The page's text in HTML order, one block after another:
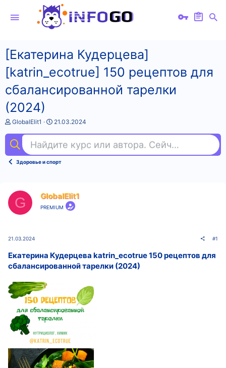
[Екатерина Кудерцева]
[katrin_ecotrue] 150 рецептов для
сбалансированной тарелки
(2024)
А
т
о
т
GlobalElit1
Д
а
н
а
а
21.03.2024
Найдите курс или автора. Сейчас ищут
Здоровье и спорт
G GlobalElit1
PREMIUM
21.03.2024 #1
Екатерина Кудерцева katrin_ecotrue 150 рецептов для
сбалансированной тарелки (2024)